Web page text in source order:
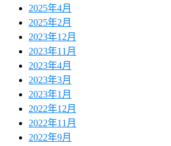
2025年4月
2025年2月
2023年12月
2023年11月
2023年4月
2023年3月
2023年1月
2022年12月
2022年11月
2022年9月